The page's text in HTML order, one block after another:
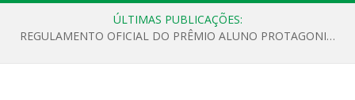
ÚLTIMAS PUBLICAÇÕES:
REGULAMENTO OFICIAL DO PRÊMIO ALUNO PROTAGONISTA – EDIÇÃO 2026